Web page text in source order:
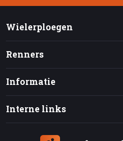
Wielerploegen
Renners
Informatie
Interne links